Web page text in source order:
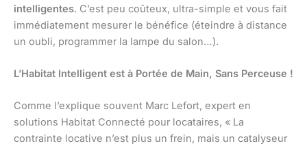
intelligentes. C’est peu coûteux, ultra-simple et vous fait
immédiatement mesurer le bénéfice (éteindre à distance
un oubli, programmer la lampe du salon…).
L’Habitat Intelligent est à Portée de Main, Sans Perceuse !
Comme l’explique souvent Marc Lefort, expert en
solutions Habitat Connecté pour locataires, « La
contrainte locative n’est plus un frein, mais un catalyseur